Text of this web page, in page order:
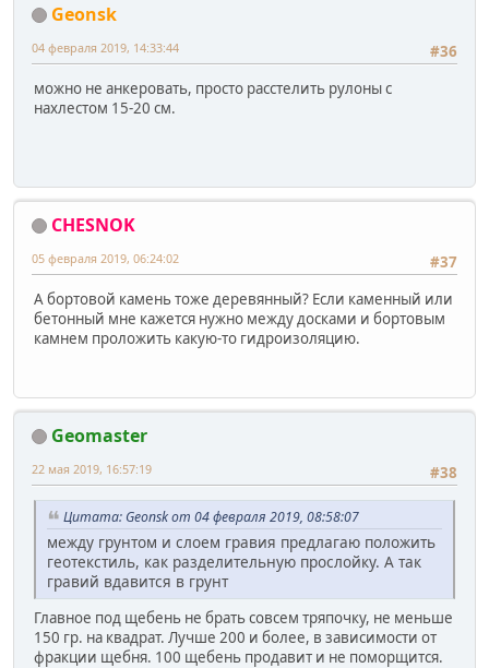
Geonsk
#36
04 февраля 2019, 14:33:44
можно не анкеровать, просто расстелить рулоны с
нахлестом 15-20 см.
CHESNOK
#37
05 февраля 2019, 06:24:02
А бортовой камень тоже деревянный? Если каменный или
бетонный мне кажется нужно между досками и бортовым
камнем проложить какую-то гидроизоляцию.
Geomaster
#38
22 мая 2019, 16:57:19
Цитата: Geonsk от 04 февраля 2019, 08:58:07
между грунтом и слоем гравия предлагаю положить
геотекстиль, как разделительную прослойку. А так
гравий вдавится в грунт
Главное под щебень не брать совсем тряпочку, не меньше
150 гр. на квадрат. Лучше 200 и более, в зависимости от
фракции щебня. 100 щебень продавит и не поморщится.